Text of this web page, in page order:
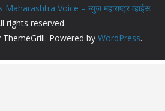
Maharashtra Voice – न्युज महाराष्ट्र व्हाईस.
rights reserved.
ThemeGrill. Powered by WordPress.